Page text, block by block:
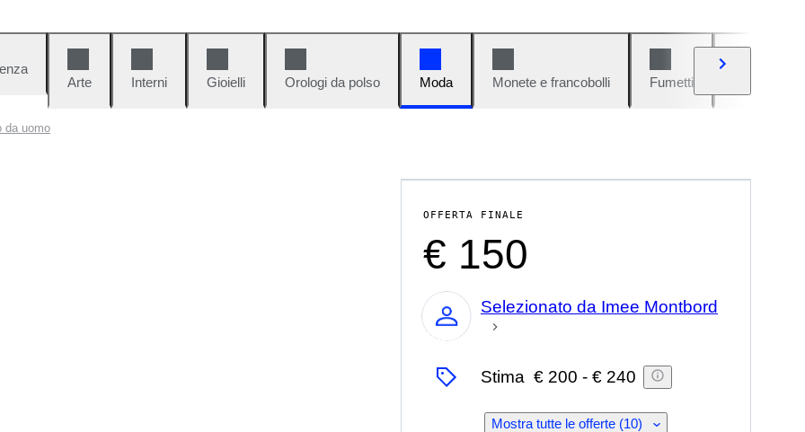
Arte
Interni Gioielli Orologi da polso Moda Monete e francobolli Fumetti
da uomo
OFFERTA FINALE
€ 150
Esperto
Selezionato da Imee Montbord
Stima € 200 - € 240
Mostra tutte le offerte (10)